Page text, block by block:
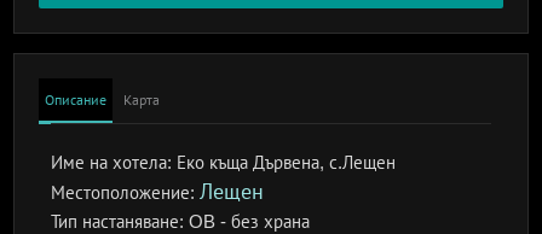
Описание Карта
Име на хотела: Еко къща Дървена, с.Лещен
Местоположение: Лещен
Тип настаняване:OB - без храна